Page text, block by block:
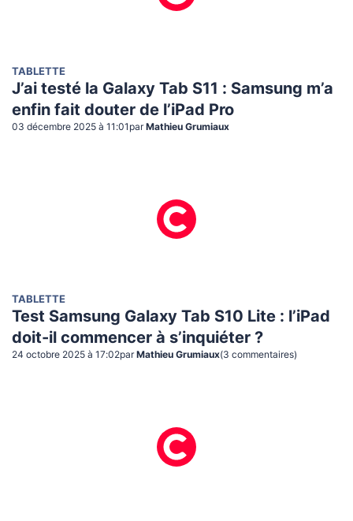
TABLETTE
J’ai testé la Galaxy Tab S11 : Samsung m’a
enfin fait douter de l’iPad Pro
03 décembre 2025 à 11:01 par Mathieu Grumiaux
TABLETTE
Test Samsung Galaxy Tab S10 Lite : l’iPad
doit-il commencer à s’inquiéter ?
24 octobre 2025 à 17:02par Mathieu Grumiaux(3 commentaires)